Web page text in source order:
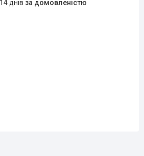
днів за домовленістю